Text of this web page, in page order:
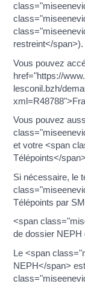
restreint</span>).
Vous pouvez
href="https://
lesconil.bzh/
Vous pouvez
et votre <span
Télépoints</
Si nécessaire, le
Télépoints par
<span
de dossier NEPH
Le <span
NEPH</span>